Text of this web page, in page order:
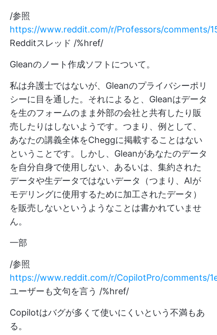
/参照
https://www.reddit.com/r/Professors/comments/
Redditスレッド /%href/
Gleanのノート作成ソフトについて。
私は弁護士ではないが、Gleanのプライバシーポリ
シーに目を通した。それによると、Gleanはデータ
を生のフォームのまま外部の会社と共有したり販
売したりはしないようです。つまり、例として、
あなたの講義全体をCheggに掲載することはない
ということです。しかし、Gleanがあなたのデータ
を自分自身で使用しない、あるいは、集約された
データや生データではないデータ（つまり、AIが
モデリングに使用するために加工されたデータ）
を販売しないというようなことは書かれていませ
ん。
一部
/参照
https://www.reddit.com/r/CopilotPro/comments/
ユーザーも文句を言う /%href/
Copilotはバグが多くて使いにくいという不満もあ
る。